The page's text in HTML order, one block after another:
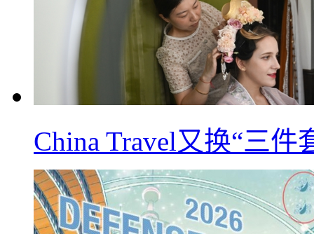
China Travel又换“三